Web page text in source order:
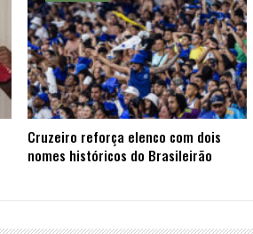
Cruzeiro reforça elenco com dois
nomes históricos do Brasileirão